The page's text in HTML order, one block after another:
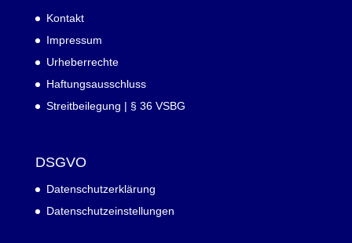
Kontakt
Impressum
Urheberrechte
Haftungsausschluss
Streitbeilegung | § 36 VSBG
DSGVO
Datenschutzerklärung
Datenschutzeinstellungen